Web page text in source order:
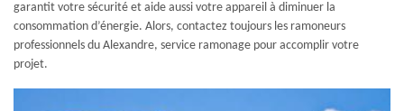
garantit votre sécurité et aide aussi votre appareil à diminuer la
consommation d’énergie. Alors, contactez toujours les ramoneurs
professionnels du Alexandre, service ramonage pour accomplir votre
projet.